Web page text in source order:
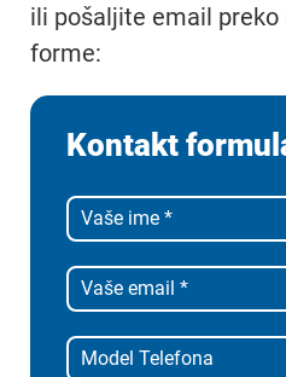
ili pošaljite email
forme:
Kontakt